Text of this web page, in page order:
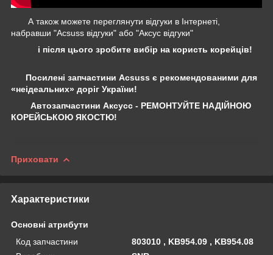
А також можете переглянути відгуки в Інтернеті,
набравши "Acsuss відгуки" або "Аксус відгуки"
і після цього зробите вибір на користь корейців!
Посилені запчастини Acsuss є рекомендованими для
«неідеальних» доріг України!
Автозапчастини Аксусс - РЕМОНТУЙТЕ НАДІЙНОЮ
КОРЕЙСЬКОЮ ЯКОСТЮ!
Приховати
Характеристики
Основні атрибути
Код запчастини
803010 , KB954.09 , KB954.08